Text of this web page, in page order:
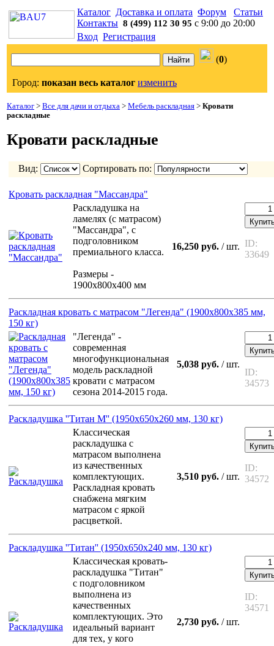
Каталог Доставка и оплата Форум
Статьи
Контакты 8 (499) 112 30 95 с 9:00 до 20:00
Вход Регистрация
(0)
Город: показан весь каталог изменить
Каталог > Все для дачи и отдыха > Мебель раскладная > Кровати
раскладные
Кровати раскладные
Вид: Сортировать по:
Кровать раскладная "Массандра"
Раскладушка на
ламелях (с матрасом)
"Массандра", с
подголовником
премиального класса.
Размеры -
1900х800х400 мм
16,250 руб. / шт. ID:
33649
Раскладная кровать с матрасом "Легенда" (1900х800х385 мм,
150 кг)
"Легенда" -
современная
многофункциональная
модель раскладной
кровати с матрасом
сезона 2014-2015 года.
5,038 руб. / шт.
ID:
34573
Раскладушка ''Титан М'' (1950х650х260 мм, 130 кг)
Классическая
раскладушка с
матрасом выполнена
из качественных
комплектующих.
Раскладная кровать
снабжена мягким
матрасом с яркой
расцветкой.
3,510 руб. / шт.
ID:
34572
Раскладушка ''Титан'' (1950х650х240 мм, 130 кг)
Классическая кровать-
раскладушка "Титан"
с подголовником
выполнена из
качественных
комплектующих. Это
идеальный вариант
для тех, у кого
2,730 руб. / шт.
ID:
34571